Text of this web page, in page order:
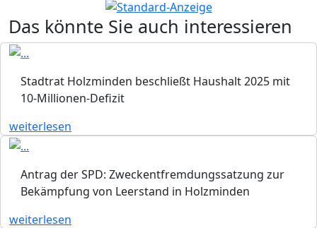
Das könnte Sie auch interessieren
Stadtrat Holzminden beschließt Haushalt 2025 mit
10-Millionen-Defizit
weiterlesen
Antrag der SPD: Zweckentfremdungssatzung zur
Bekämpfung von Leerstand in Holzminden
weiterlesen